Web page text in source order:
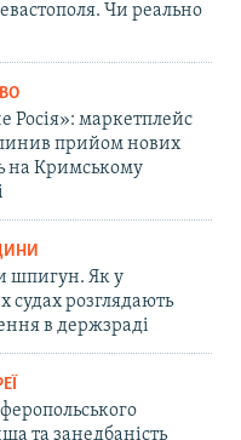
Чи реально
Росія»: маркетплейс
прийом нових
на Кримському
шпигун. Як у
судах розглядають
в держзраді
та занедбаність